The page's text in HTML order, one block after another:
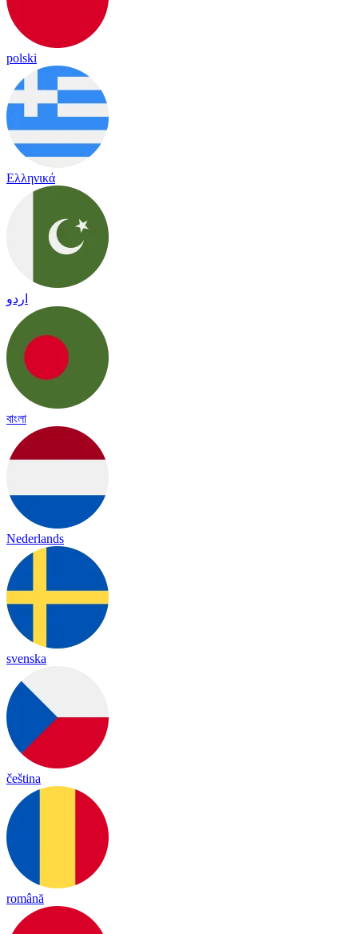
polski
Ελληνικά
اردو
বাংলা
Nederlands
svenska
čeština
română